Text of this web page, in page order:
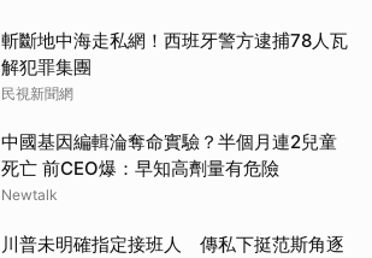
斬斷地中海走私網！西班牙警方逮捕78人瓦
解犯罪集團
民視新聞網
中國基因編輯淪奪命實驗？半個月連2兒童
死亡 前CEO爆：早知高劑量有危險
Newtalk
川普未明確指定接班人 傳私下挺范斯角逐